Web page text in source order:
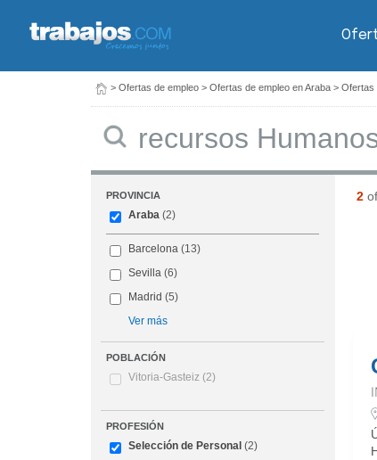
> Ofertas de empleo > Ofertas de empleo en Araba > Ofertas
PROVINCIA
Araba (2)
Barcelona (13)
Sevilla (6)
Madrid (5)
Ver más
POBLACIÓN
Vitoria-Gasteiz (2)
PROFESIÓN
Selección de Personal (2)
2